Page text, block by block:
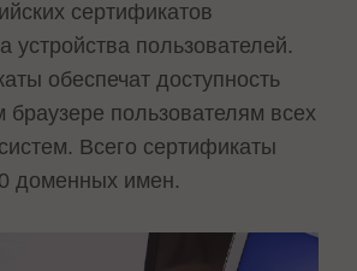
сертификатов
устройства пользователей.
обеспечат доступность
пользователям всех
Всего сертификаты
доменных имен.